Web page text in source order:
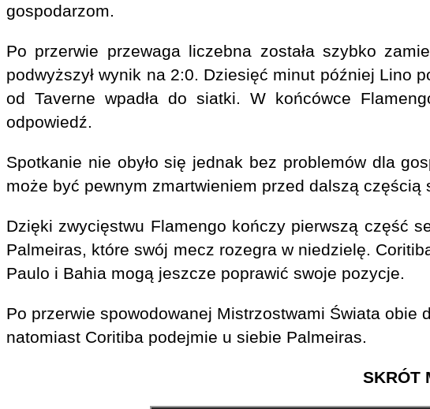
gospodarzom.
Po przerwie przewaga liczebna została szybko
podwyższył wynik na 2:0. Dziesięć minut później Lino
od Taverne wpadła do siatki. W końcówce
odpowiedź.
Spotkanie nie obyło się jednak bez problemów dla
może być pewnym zmartwieniem przed dalszą
Dzięki zwycięstwu Flamengo kończy pierwszą część
Palmeiras, które swój mecz rozegra w niedzielę.
Paulo i Bahia mogą jeszcze poprawić swoje pozycje.
Po przerwie spowodowanej Mistrzostwami Świata
natomiast Coritiba podejmie u siebie Palmeiras.
SKRÓT